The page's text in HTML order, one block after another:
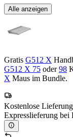
Alle anzeigen
Gratis G512 X
G512 X 75 oder98
X Maus im Bundle.
Kostenlose
Expresslieferung bei